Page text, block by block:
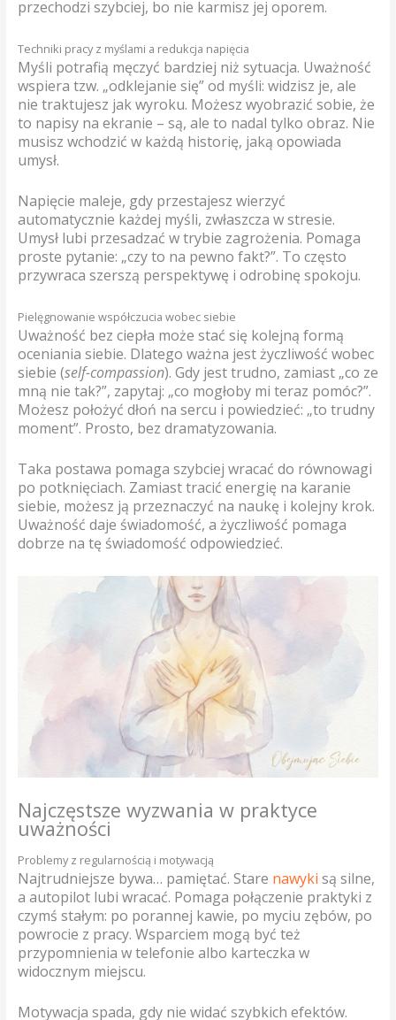
przechodzi szybciej, bo nie karmisz jej oporem.
Techniki pracy z myślami a redukcja napięcia
Myśli potrafią męczyć bardziej niż sytuacja. Uważność
wspiera tzw. „odklejanie się” od myśli: widzisz je, ale
nie traktujesz jak wyroku. Możesz wyobrazić sobie, że
to napisy na ekranie – są, ale to nadal tylko obraz. Nie
musisz wchodzić w każdą historię, jaką opowiada
umysł.
Napięcie maleje, gdy przestajesz wierzyć
automatycznie każdej myśli, zwłaszcza w stresie.
Umysł lubi przesadzać w trybie zagrożenia. Pomaga
proste pytanie: „czy to na pewno fakt?”. To często
przywraca szerszą perspektywę i odrobinę spokoju.
Pielęgnowanie współczucia wobec siebie
Uważność bez ciepła może stać się kolejną formą
oceniania siebie. Dlatego ważna jest życzliwość wobec
siebie (self-compassion). Gdy jest trudno, zamiast „co ze
mną nie tak?”, zapytaj: „co mogłoby mi teraz pomóc?”.
Możesz położyć dłoń na sercu i powiedzieć: „to trudny
moment”. Prosto, bez dramatyzowania.
Taka postawa pomaga szybciej wracać do równowagi
po potknięciach. Zamiast tracić energię na karanie
siebie, możesz ją przeznaczyć na naukę i kolejny krok.
Uważność daje świadomość, a życzliwość pomaga
dobrze na tę świadomość odpowiedzieć.
Najczęstsze wyzwania w praktyce
uważności
Problemy z regularnością i motywacją
Najtrudniejsze bywa… pamiętać. Stare nawyki są silne,
a autopilot lubi wracać. Pomaga połączenie praktyki z
czymś stałym: po porannej kawie, po myciu zębów, po
powrocie z pracy. Wsparciem mogą być też
przypomnienia w telefonie albo karteczka w
widocznym miejscu.
Motywacja spada, gdy nie widać szybkich efektów.